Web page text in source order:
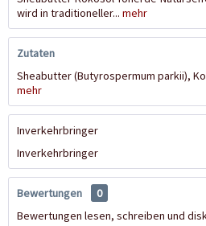
wird in traditioneller... mehr
Zutaten
Sheabutter (Butyrospermum parkii),
mehr
Inverkehrbringer
Inverkehrbringer
Bewertungen
0
Bewertungen lesen, schreiben und